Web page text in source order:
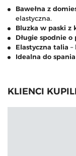
Bawełna z
elastyczna.
Bluzka w paski z
Długie spodnie
Elastyczna talia –
Idealna do
KLIENCI